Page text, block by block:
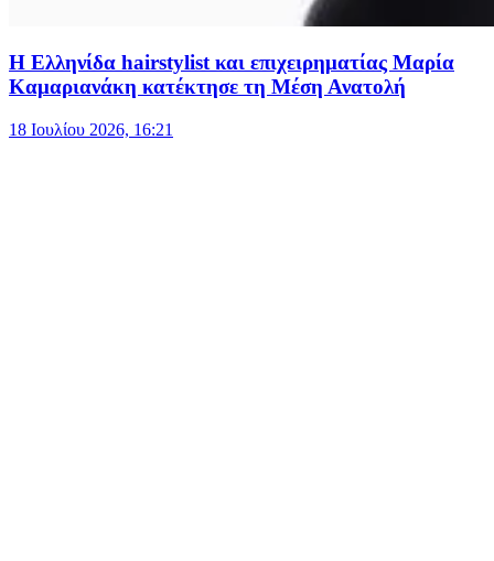
Η Ελληνίδα hairstylist και επιχειρηματίας Μαρία
Καμαριανάκη κατέκτησε τη Μέση Ανατολή
18 Ιουλίου 2026, 16:21